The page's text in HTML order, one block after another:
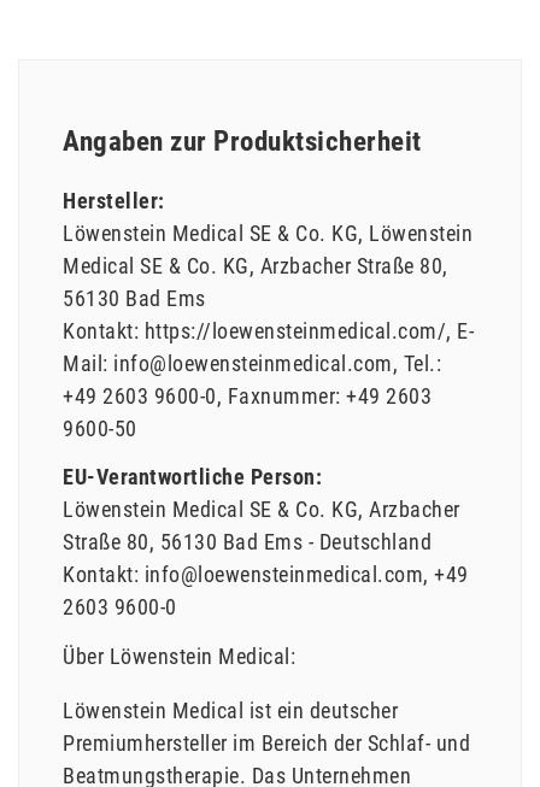
Angaben zur Produktsicherheit
Hersteller:
Löwenstein Medical SE & Co. KG Löwenstein
Medical SE & Co. KG Arzbacher Straße 80
56130 Bad Ems
Kontakt: https://loewensteinmedical.com/ E-
Mail: info@loewensteinmedical.com Tel.:
+49 2603 9600-0 Faxnummer: +49 2603
9600-50
EU-Verantwortliche Person:
Löwenstein Medical SE & Co. KG Arzbacher
Straße 80 56130 Bad Ems
Deutschland
Kontakt: info@loewensteinmedical.com +49
2603 9600-0
Über Löwenstein Medical:
Löwenstein Medical ist ein deutscher
Premiumhersteller im Bereich der Schlaf- und
Beatmungstherapie. Das Unternehmen